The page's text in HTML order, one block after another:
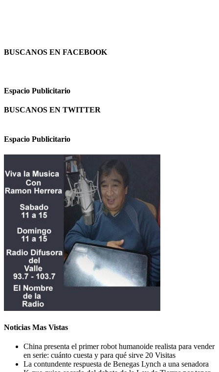
BUSCANOS EN FACEBOOK
Espacio Publicitario
BUSCANOS EN TWITTER
Espacio Publicitario
Noticias Mas Vistas
China presenta el primer robot humanoide realista para vender
en serie: cuánto cuesta y para qué sirve 20 Visitas
La contundente respuesta de Benegas Lynch a una senadora